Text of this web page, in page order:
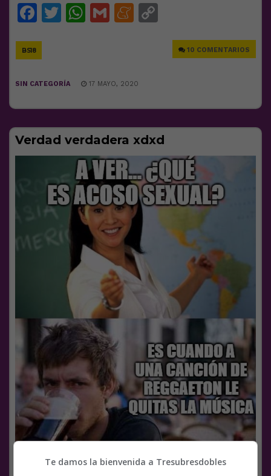
Facebook
Twitter
WhatsApp
GmailMeneame
BS18 10 COMENTARIOS
SIN CATEGORÍA 17 MAYO, 2020
Verdad verdadera xdxd
Te damos la bienvenida a Tresubresdobles